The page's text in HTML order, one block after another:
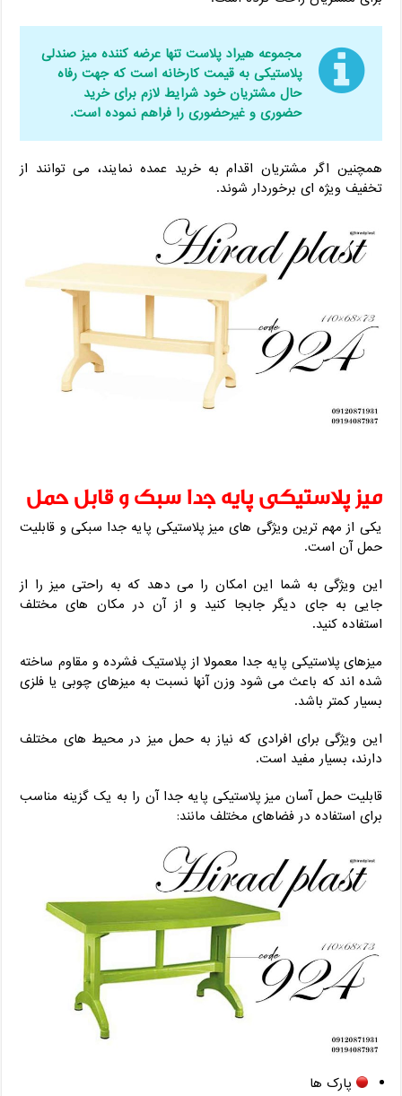
مجموعه هیراد پلاست تنها عرضه کننده میز صندلی
پلاستیکی به قیمت کارخانه است که جهت رفاه
حال مشتریان خود شرایط لازم برای خرید
حضوری و غیرحضوری را فراهم نموده است.
همچنین اگر مشتریان اقدام به خرید عمده نمایند، می توانند از
تخفیف ویژه ای برخوردار شوند.
میز پلاستیکی پایه جدا سبک و قابل حمل
یکی از مهم ترین ویژگی های میز پلاستیکی پایه جدا سبکی و قابلیت
حمل آن است.
این ویژگی به شما این امکان را می دهد که به راحتی میز را از
جایی به جای دیگر جابجا کنید و از آن در مکان های مختلف
استفاده کنید.
میزهای پلاستیکی پایه جدا معمولا از پلاستیک فشرده و مقاوم ساخته
شده اند که باعث می شود وزن آنها نسبت به میزهای چوبی یا فلزی
بسیار کمتر باشد.
این ویژگی برای افرادی که نیاز به حمل میز در محیط های مختلف
دارند، بسیار مفید است.
قابلیت حمل آسان میز پلاستیکی پایه جدا آن را به یک گزینه مناسب
برای استفاده در فضاهای مختلف مانند:
پارک ها